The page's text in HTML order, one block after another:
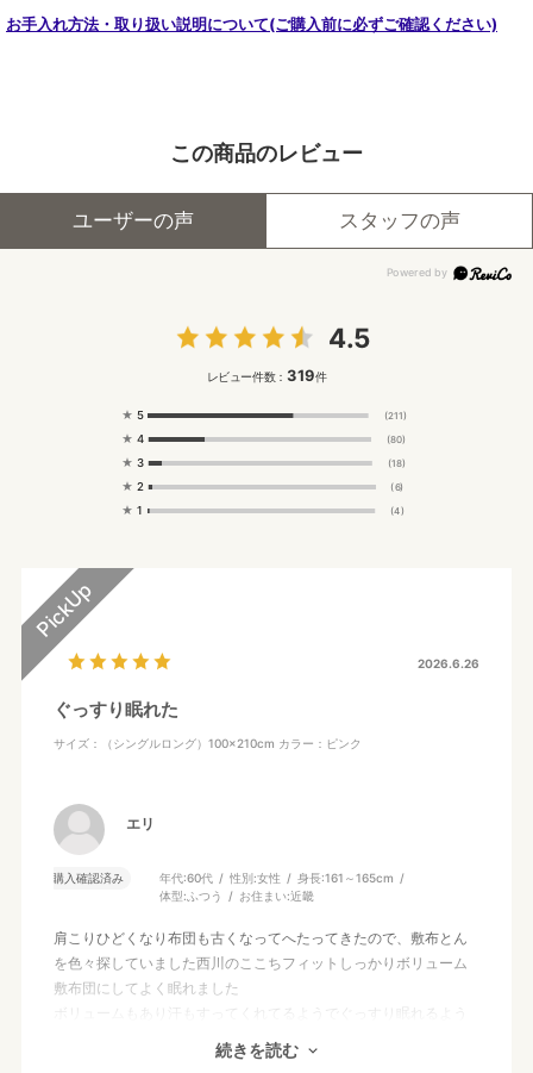
この商品のレビュー
ユーザーの声 スタッフの声
4.5
レビュー件数： 319件
★ 5 (211)
★ 4 (80)
★ 3 (18)
★ 2 (6)
★ 1 (4)
2026.6.26
ぐっすり眠れた
サイズ：（シングルロング）100×210cm カラー：ピンク
エリ
購入確認済み 年代:60代 性別:女性 身長:161～165cm
体型: ふつう お住まい:近畿
肩こりひどくなり布団も古くなってへたってきたので、敷布とん
を色々探していました西川のここちフィットしっかりボリューム
敷布団にしてよく眠れました
ボリュームもあり汗もすってくれてるようでぐっすり眠れるよう
購入後もお布団のケアのことなどのメールがきて嬉しいです
続きを読む
お手入れ方法・取り扱い説明について(ご購入前に必ずご確認ください)